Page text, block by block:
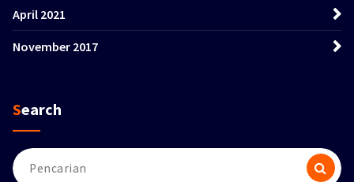
April 2021
November 2017
Search
Pencarian
untuk: